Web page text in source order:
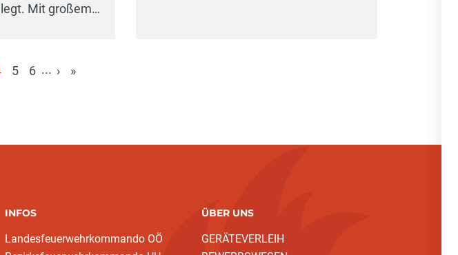
Mit großem…
5 6 ... › »
INFOS
Landesfeuerwehrkommando OÖ
ÜBER UNS
GERÄTEVERLEIH